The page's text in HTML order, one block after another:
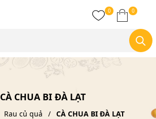
0 0
CÀ CHUA BI ĐÀ LẠT
Rau củ quả CÀ CHUA BI ĐÀ LẠT